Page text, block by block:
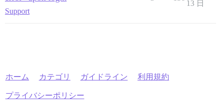
Support
13 日
ホーム カテゴリ ガイドライン 利用規約
プライバシーポリシー